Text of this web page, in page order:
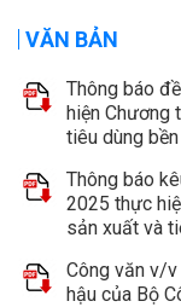
VĂN BẢN
Thông báo
hiện Chương
tiêu dùng
Thông báo
2025 thực
sản xuất và
Công văn v/
hậu của Bộ